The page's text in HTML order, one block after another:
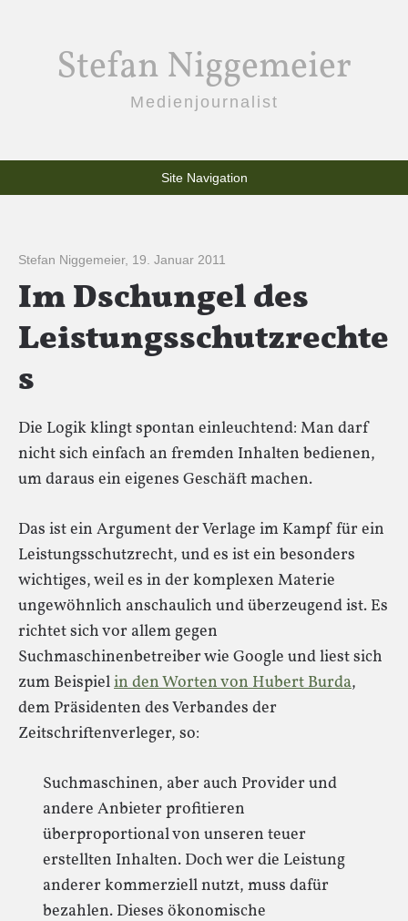
Stefan Niggemeier
Medienjournalist
Site Navigation
Stefan Niggemeier, 19. Januar 2011
Im Dschungel des
Leistungsschutzrechte
s
Die Logik klingt spontan einleuchtend: Man darf
nicht sich einfach an fremden Inhalten bedienen,
um daraus ein eigenes Geschäft machen.
Das ist ein Argument der Verlage im Kampf für ein
Leistungsschutzrecht, und es ist ein besonders
wichtiges, weil es in der komplexen Materie
ungewöhnlich anschaulich und überzeugend ist. Es
richtet sich vor allem gegen
Suchmaschinenbetreiber wie Google und liest sich
zum Beispielin den Worten von Hubert Burda,
dem Präsidenten des Verbandes der
Zeitschriftenverleger, so:
Suchmaschinen, aber auch Provider und
andere Anbieter profitieren
überproportional von unseren teuer
erstellten Inhalten. Doch wer die Leistung
anderer kommerziell nutzt, muss dafür
bezahlen. Dieses ökonomische